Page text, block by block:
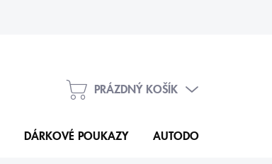
NÁKUPNÍ
PRÁZDNÝ KOŠÍK
DÁRKOVÉ POUKAZY AUTODOPLŇKY